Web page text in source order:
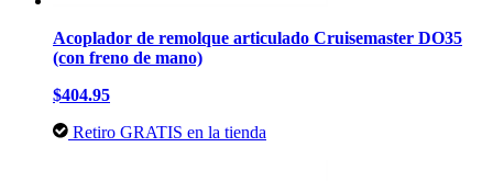
Acoplador de remolque articulado Cruisemaster DO35
(con freno de mano)
$404.95
Retiro GRATIS en la tienda